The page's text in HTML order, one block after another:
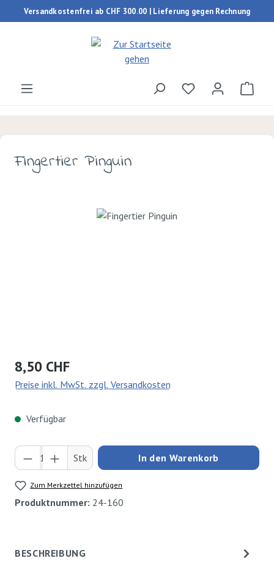
Zum Hauptinhalt springen
Versandkostenfrei ab CHF 300.00 | Lieferung gegen Rechnung
Du hast 0
Fingertier Pinguin
Bildergalerie überspringen
Regulärer Preis:
8,50 CHF
Preise inkl. MwSt. zzgl. Versandkosten
Verfügbar
Produkt Anzahl: Gib den gewünschten Wert
Stk In den Warenkorb
Zum Merkzettel hinzufügen
Produktnummer: 24-160
BESCHREIBUNG